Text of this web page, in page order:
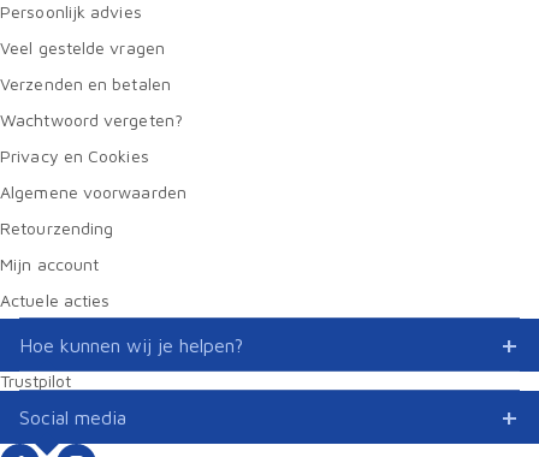
Persoonlijk advies
Veel gestelde vragen
Verzenden en betalen
Wachtwoord vergeten?
Privacy en Cookies
Algemene voorwaarden
Retourzending
Mijn account
Actuele acties
Hoe kunnen wij je helpen?
Trustpilot
Social media